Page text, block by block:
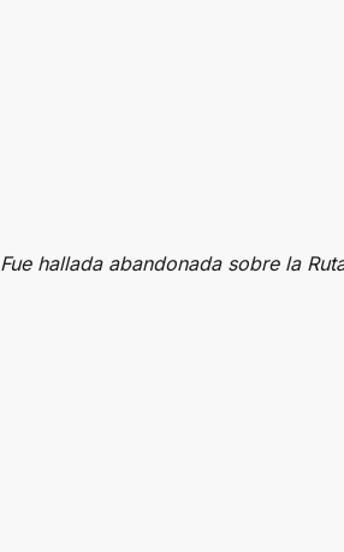
Fue hallada abandonada sobre la